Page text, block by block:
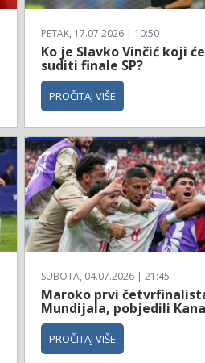
PETAK, 17.07.2026 | 10:50
Ko je Slavko Vinčić koji će
suditi finale SP?
PROČITAJ VIŠE
SUBOTA, 04.07.2026 | 21:45
Maroko prvi
Mundijala, pobjedili
PROČITAJ VIŠE